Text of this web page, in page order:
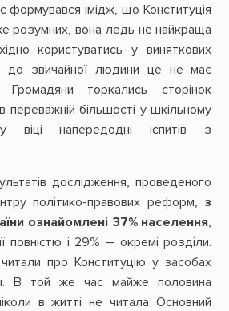
формувався імідж, що Конституція
розумних, вона ледь не найкраща
користуватись у виняткових
до звичайної людини це не має
Громадяни торкались сторінок
переважній більшості у шкільному
віці напередодні іспитів з
дослідження, проведеного
політико-правових реформ,з
ознайомлені 37% населення,
повністю і 29% – окремі розділи.
про Конституцію у засобах
В той же час майже половина
в житті не читала Основний